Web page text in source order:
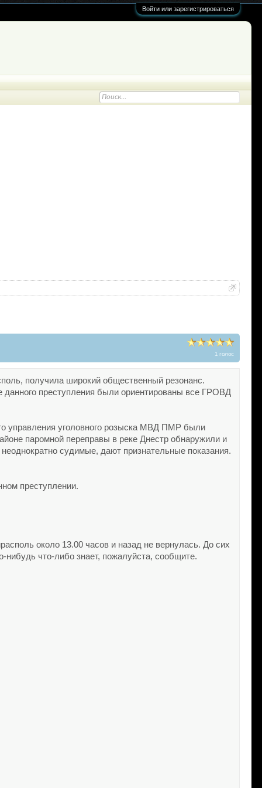
Войти или зарегистрироваться
1 голос
получила широкий общественный резонанс.
преступления были ориентированы все ГРОВД
управления уголовного розыска МВД ПМР были
паромной переправы в реке Днестр обнаружили и
судимые, дают признательные показания.
преступлении.
около 13.00 часов и назад не вернулась. До сих
нибудь что-либо знает, пожалуйста, сообщите.